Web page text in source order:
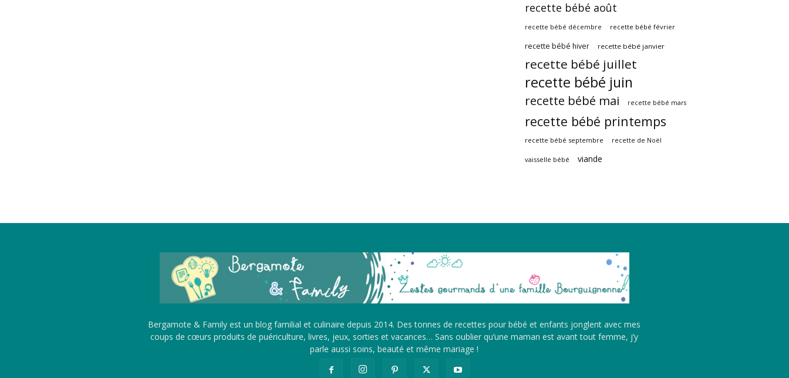
recette bébé août
recette bébé décembre recette bébé février
recette bébé hiver recette bébé janvier
recette bébé juillet
recette bébé juin
recette bébé mai recette bébé mars
recette bébé printemps
recette bébé septembre recette de Noël
vaisselle bébé viande
Bergamote & Family est un blog familial et culinaire depuis 2014. Des tonnes de recettes pour bébé et enfants jonglent avec mes
coups de cœurs produits de puériculture, livres, jeux, sorties et vacances… Sans oublier qu’une maman est avant tout femme, j’y
parle aussi soins, beauté et même mariage !